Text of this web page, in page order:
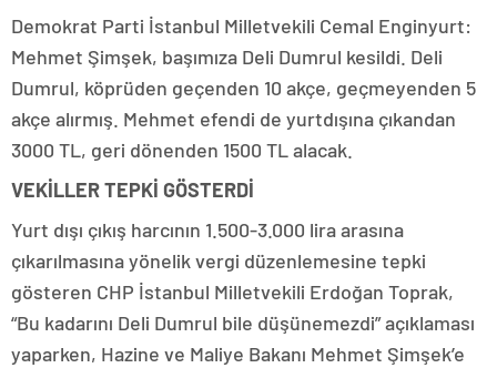
Demokrat Parti İstanbul Milletvekili Cemal Enginyurt:
Mehmet Şimşek, başımıza Deli Dumrul kesildi. Deli
Dumrul, köprüden geçenden 10 akçe, geçmeyenden 5
akçe alırmış. Mehmet efendi de yurtdışına çıkandan
3000 TL, geri dönenden 1500 TL alacak.
VEKİLLER TEPKİ GÖSTERDİ
Yurt dışı çıkış harcının 1.500-3.000 lira arasına
çıkarılmasına yönelik vergi düzenlemesine tepki
gösteren CHP İstanbul Milletvekili Erdoğan Toprak,
“Bu kadarını Deli Dumrul bile düşünemezdi” açıklaması
yaparken, Hazine ve Maliye Bakanı Mehmet Şimşek’e